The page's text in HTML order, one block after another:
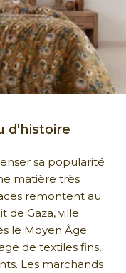
d'histoire
sa popularité
matière très
remontent au
de Gaza, ville
le Moyen Âge
de textiles fins,
Les marchands